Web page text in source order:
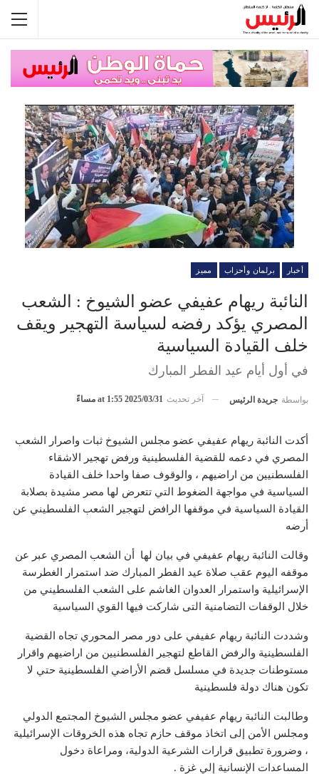
أخبار برلمان وأحزاب مميز
النائبة ريهام عفيفي عضو الشيوخ : الشعب
المصري يؤكد رفضه لسياسة التهجير ويقف
خلف القيادة السياسية
في أول أيام عيد الفطر المبارك
بواسطة جريدة الرئيس آخر تحديث 2025/03/31 at 1:55 مساءً
أكدت النائبة ريهام عفيفي عضو مجلس الشيوخ ثبات واصرار الشعب
المصري في دعمه للقضية الفلسطينية ورفض تهجير الاشقاء
الفلسطنيين من اراضيهم ، والوقوف صفا واحدا خلف القيادة
السياسية في مواجهة الضغوط التي تتعرض لها مصر مشيدة بصلابة
القيادة السياسية في موقفها الرافض لتهجير الشعب الفلسطيني عن
أرضه
وقالت النائبة ريهام عفيفي في بيان لها أن الشعب المصري عبر عن
موقفه اليوم عقب صلاة عيد الفطر المبارك ضد استمرار الغطرسة
الإسرائيلية واستمرار العدوان الغاشم على الشعب الفلسطيني من
خلال الوقفات التضامنية التى شاركت فيها القوي السياسية
وشددت النائبة ريهام عفيفي على دور مصر المحوري تجاه القضية
الفلسطينية والرفض القاطع لتهجير الفلسطنيين من اراضيهم واقرار
مستوطنات جديدة في مسلسل قضم الأراضي الفلسطينية حتي لا
تكون هناك دولة فلسطينية
وطالبت النائبة ريهام عفيفي عضو مجلس الشيوخ المجتمع الدولي
ومجلس الأمن إلى اتخاذ موقف حازم تجاه هذه الخروقات الإسرائيلية
، وضرورة تطبيق قرارات الشرعية الدولية، ومراعاة دخول
المساعدات الإنسانية إلي غزة .